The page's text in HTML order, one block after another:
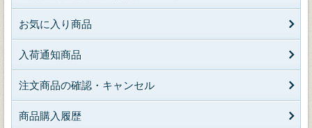
お気に入り商品
入荷通知商品
注文商品の確認・キャンセル
商品購入履歴